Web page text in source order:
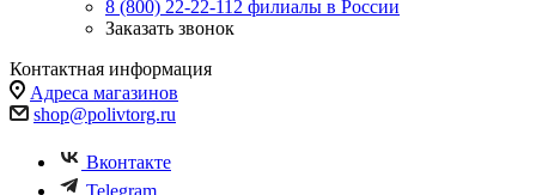
8 (800) 22-22-112 филиалы в России
Заказать звонок
Контактная информация
Адреса магазинов
shop@polivtorg.ru
Вконтакте
Telegram